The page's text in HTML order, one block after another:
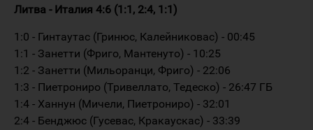
Литва - Италия 4:6 (1:1, 2:4, 1:1)
1:0 - Гинтаутас (Гринюс, Калейниковас) - 00:45
1:1 - Занетти (Фриго, Мантенуто) - 10:25
1:2 - Занетти (Мильоранци, Фриго) - 22:06
1:3 - Пиетрониро (Тривеллато, Тедеско) - 26:47 ГБ
1:4 - Ханнун (Мичели, Пиетрониро) - 32:01
2:4 - Бенджюс (Гусевас, Кракаускас) - 33:39